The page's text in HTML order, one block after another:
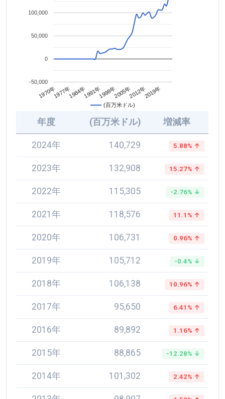
(百万米ドル)
1970年1977年1984年1991年1998年2005年2012年2019年
-50,000
0
50,000
100,000
年度 (百万米ドル) 増減率
2024年 140,729 5.88% ↑
2023年 132,908 15.27% ↑
2022年 115,305 -2.76% ↓
2021年 118,576 11.1% ↑
2020年 106,731 0.96% ↑
2019年 105,712 -0.4% ↓
2018年 106,138 10.96% ↑
2017年 95,650 6.41% ↑
2016年 89,892 1.16% ↑
2015年 88,865 -12.28% ↓
2014年 101,302 2.42% ↑